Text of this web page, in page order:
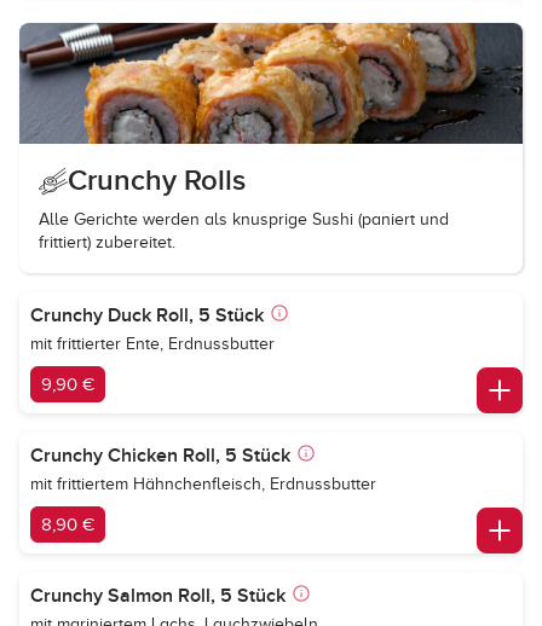
Crunchy Rolls
Alle Gerichte werden als knusprige Sushi (paniert und
frittiert) zubereitet.
Crunchy Duck Roll, 5 Stück
mit frittierter Ente, Erdnussbutter
9,90 €
Crunchy Chicken Roll, 5 Stück
mit frittiertem Hähnchenfleisch, Erdnussbutter
8,90 €
Crunchy Salmon Roll, 5 Stück